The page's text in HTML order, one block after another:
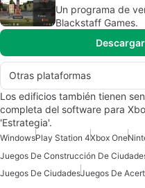
Un programa de
Blackstaff Games.
Otras plataformas
Los edificios también tienen
completa del software para
'Estrategia'.
WindowsPlay Station 4Xbox One
Juegos De Construcción De
Juegos De CiudadesJuegos De